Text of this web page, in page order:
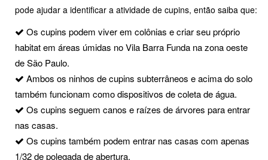
pode ajudar a identificar a atividade de cupins, então saiba que:
Os cupins podem viver em colônias e criar seu próprio
habitat em áreas úmidas no Vila Barra Funda na zona oeste
de São Paulo.
Ambos os ninhos de cupins subterrâneos e acima do solo
também funcionam como dispositivos de coleta de água.
Os cupins seguem canos e raízes de árvores para entrar
nas casas.
Os cupins também podem entrar nas casas com apenas
1/32 de polegada de abertura.